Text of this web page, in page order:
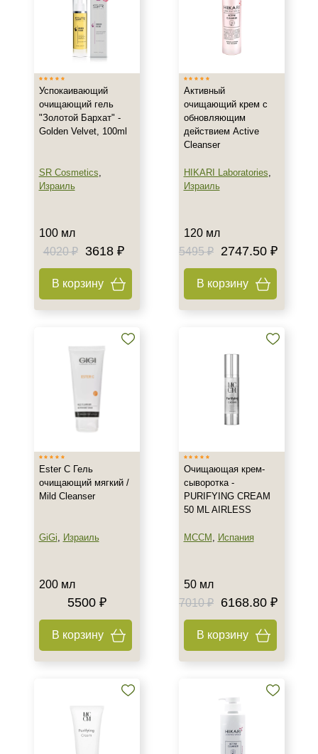
Успокаивающий
очищающий гель
"Золотой Бархат" -
Golden Velvet, 100ml
SR Cosmetics,
Израиль
100 мл
4020 ₽
3618 ₽
В корзину
Активный
очищающий крем с
обновляющим
действием Active
Cleanser
HIKARI Laboratories,
Израиль
120 мл
5495 ₽
2747.50 ₽
В корзину
Ester C Гель
очищающий мягкий /
Mild Cleanser
GiGi, Израиль
200 мл
5500 ₽
В корзину
Очищающая крем-
сыворотка -
PURIFYING CREAM
50 ML AIRLESS
MCCM , Испания
50 мл
7010 ₽
6168.80 ₽
В корзину